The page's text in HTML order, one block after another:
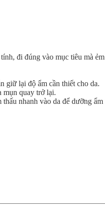
đi đúng vào mục tiêu mà
giữ lại độ ẩm cần thiết cho da.
mụn quay trở lại.
nhanh vào da để dưỡng